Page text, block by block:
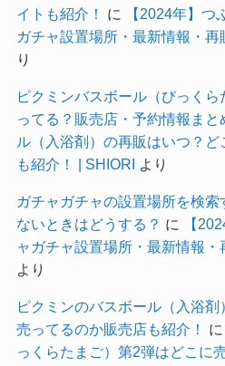
イトも紹介！
に
【2024年】つ
ガチャ設置場所・最新情報・
り
ピクミンバスボール（びっく
ってる？販売店・予約情報まと
ル（入浴剤）の再販はいつ？
も紹介！ | SHIORI より
ガチャガチャの設置場所を検
ないときはどうする？ に
【
ャガチャ設置場所・最新情報
より
ピクミンのバスボール（入浴
売ってるのか販売店も紹介！
に
っくらたまご）第2弾はどこに